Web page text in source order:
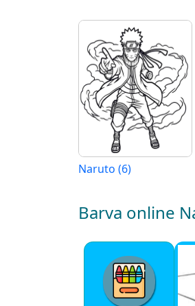
Naruto (6)
Barva online